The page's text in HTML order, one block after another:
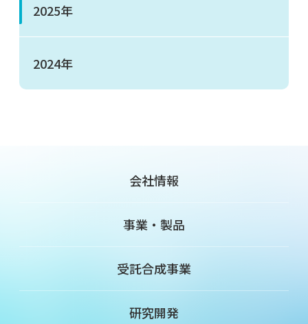
2025年
2024年
会社情報
事業・製品
受託合成事業
研究開発